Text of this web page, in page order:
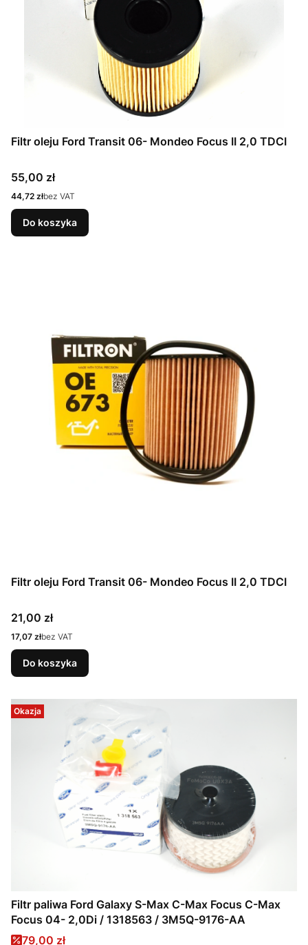
Filtr oleju Ford Transit 06- Mondeo Focus II 2,0 TDCI
Cena
55,00 zł
Cena
44,72 złbez VAT
Do koszyka
Filtr oleju Ford Transit 06- Mondeo Focus II 2,0 TDCI
Cena
21,00 zł
Cena
17,07 złbez VAT
Do koszyka
Okazja
Filtr paliwa Ford Galaxy S-Max C-Max Focus C-Max
Focus 04- 2,0Di / 1318563 / 3M5Q-9176-AA
Cena promocyjna
79,00 zł